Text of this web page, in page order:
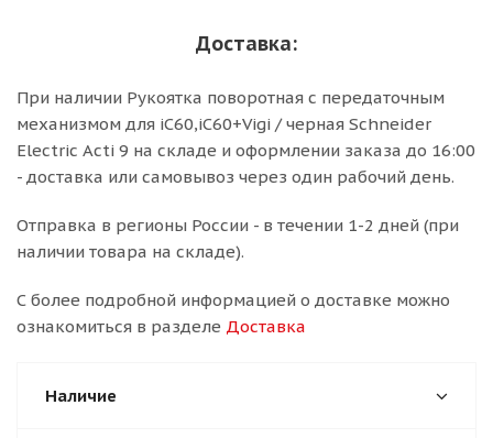
Доставка:
При наличии Рукоятка поворотная с передаточным
механизмом для iC60,iC60+Vigi / черная Schneider
Electric Acti 9 на складе и оформлении заказа до 16:00
- доставка или самовывоз через один рабочий день.
Отправка в регионы России - в течении 1-2 дней (при
наличии товара на складе).
С более подробной информацией о доставке можно
ознакомиться в разделе Доставка
Наличие